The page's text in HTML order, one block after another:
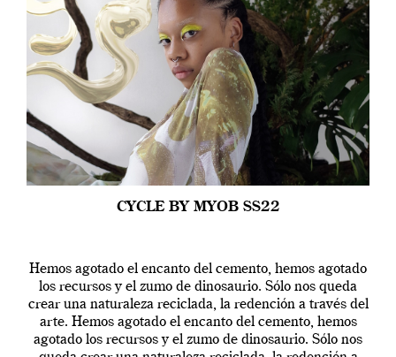
CYCLE BY MYOB SS22
Hemos agotado el encanto del cemento, hemos agotado
los recursos y el zumo de dinosaurio. Sólo nos queda
crear una naturaleza reciclada, la redención a través del
arte. Hemos agotado el encanto del cemento, hemos
agotado los recursos y el zumo de dinosaurio. Sólo nos